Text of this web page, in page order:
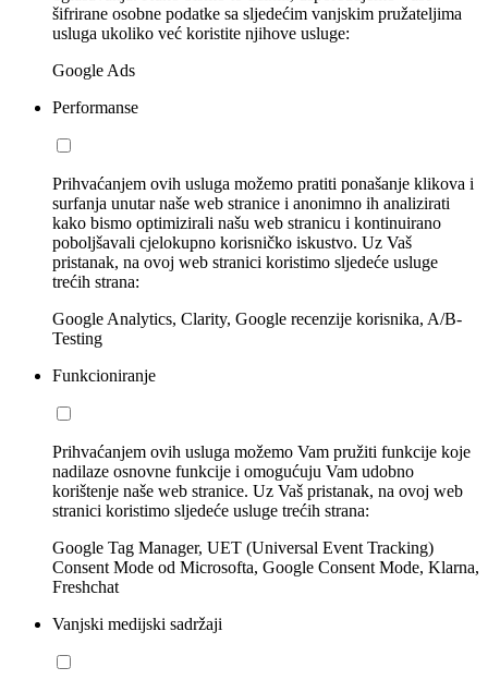
šifrirane osobne podatke sa sljedećim vanjskim pružateljima
usluga ukoliko već koristite njihove usluge:
Google Ads
Performanse
Prihvaćanjem ovih usluga možemo pratiti ponašanje klikova i
surfanja unutar naše web stranice i anonimno ih analizirati
kako bismo optimizirali našu web stranicu i kontinuirano
poboljšavali cjelokupno korisničko iskustvo. Uz Vaš
pristanak, na ovoj web stranici koristimo sljedeće usluge
trećih strana:
Google Analytics, Clarity, Google recenzije korisnika, A/B-
Testing
Funkcioniranje
Prihvaćanjem ovih usluga možemo Vam pružiti funkcije koje
nadilaze osnovne funkcije i omogućuju Vam udobno
korištenje naše web stranice. Uz Vaš pristanak, na ovoj web
stranici koristimo sljedeće usluge trećih strana:
Google Tag Manager, UET (Universal Event Tracking)
Consent Mode od Microsofta, Google Consent Mode, Klarna,
Freshchat
Vanjski medijski sadržaji